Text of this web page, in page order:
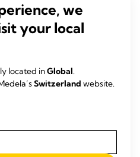
geltenden Gesetzen
mit größtmöglicher
Internetseiten oder Social
für die Richtigkeit,
Aktualität der verlinkten
we
your local
located inGlobal.
Switzerland website.